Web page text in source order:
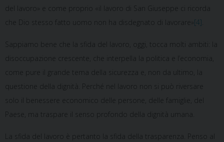
del lavoro» e come proprio «il lavoro di San Giuseppe ci ricorda
che Dio stesso fatto uomo non ha disdegnato di lavorare» [4]
Sappiamo bene che la sfida del lavoro, oggi, tocca molti ambiti: la
disoccupazione crescente, che interpella la politica e l’economia,
come pure il grande tema della sicurezza e, non da ultimo, la
questione della dignità. Perché nel lavoro non si può riversare
solo il benessere economico delle persone, delle famiglie, del
Paese, ma traspare il senso profondo della dignità umana.
La sfida del lavoro è pertanto la sfida della trasparenza. Penso al